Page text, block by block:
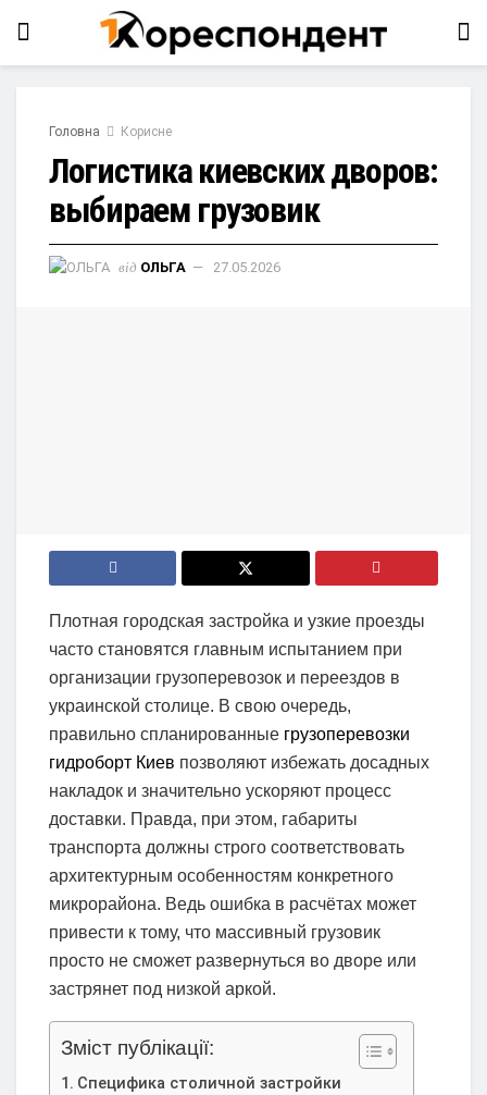
Головна Корисне
Логистика киевских дворов:
выбираем грузовик
від ОЛЬГА 27.05.2026
Плотная городская застройка и узкие проезды
часто становятся главным испытанием при
организации грузоперевозок и переездов в
украинской столице. В свою очередь,
правильно спланированные грузоперевозки
гидроборт Киев позволяют избежать досадных
накладок и значительно ускоряют процесс
доставки. Правда, при этом, габариты
транспорта должны строго соответствовать
архитектурным особенностям конкретного
микрорайона. Ведь ошибка в расчётах может
привести к тому, что массивный грузовик
просто не сможет развернуться во дворе или
застрянет под низкой аркой.
Зміст публікації:
Специфика столичной застройки